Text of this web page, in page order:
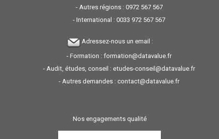
- Autres régions : 0972 567 567
- International : 0033 972 567 567
Adressez-nous un email :
- Formation : formation@datavalue.fr
- Audit, études, conseil : etudes-conseil@datavalue.fr
- Autres demandes : contact@datavalue.fr
Nos engagements qualité